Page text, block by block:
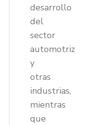
desarrollo
del
sector
automotriz
y
otras
industrias,
mientras
que